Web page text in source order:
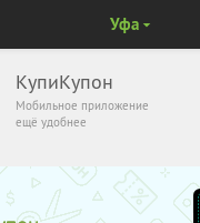
КупиКупон
Мобильное приложение
ещё удобнее
Уфа